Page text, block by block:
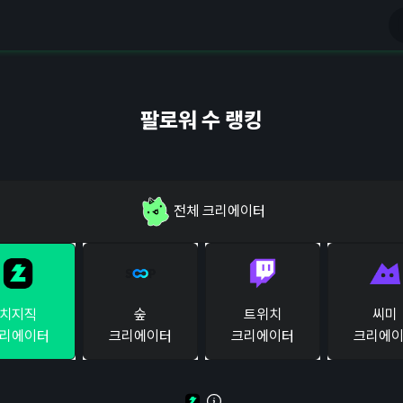
팔로워 수 랭킹
전체 크리에이터
치지직
에이터
숲
크리에이터
트위치
크리에이터
씨미
크리에